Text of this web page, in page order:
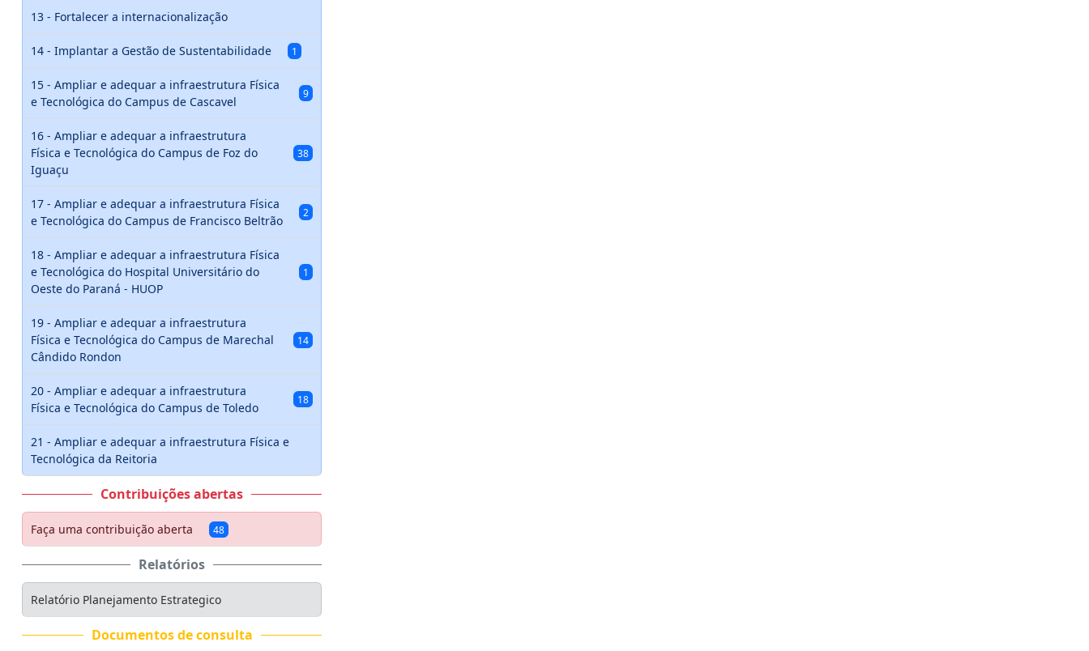
13 - Fortalecer a internacionalização
14 - Implantar a Gestão de Sustentabilidade 1
15 - Ampliar e adequar a infraestrutura Física
e Tecnológica do Campus de Cascavel
9
16 - Ampliar e adequar a infraestrutura
Física e Tecnológica do Campus de Foz do
Iguaçu
38
17 - Ampliar e adequar a infraestrutura Física
e Tecnológica do Campus de Francisco Beltrão
2
18 - Ampliar e adequar a infraestrutura Física
e Tecnológica do Hospital Universitário do
Oeste do Paraná - HUOP
1
19 - Ampliar e adequar a infraestrutura
Física e Tecnológica do Campus de Marechal
Cândido Rondon
14
20 - Ampliar e adequar a infraestrutura
Física e Tecnológica do Campus de Toledo
18
21 - Ampliar e adequar a infraestrutura Física e
Tecnológica da Reitoria
Contribuições abertas
Faça uma contribuição aberta 48
Relatórios
Relatório Planejamento Estrategico
Documentos de consulta